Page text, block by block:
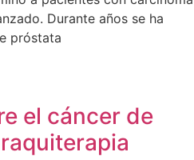
Durante años se ha
próstata
el cáncer de